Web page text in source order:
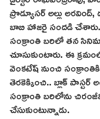
ప్రొడ్యూసర్ అల్లు అరవింద్,
బాబి హాజరై సందడి
సంక్రాంతి బరిలో తన
చూసుకుంటారు. ఈ
వెంకటేష్ నుంచి
తెర‌కెక్కించి.. బ్లాక్ పాస్టర్
సంక్రాంతి బరిలోను
చేసుకుంటున్నాడు.